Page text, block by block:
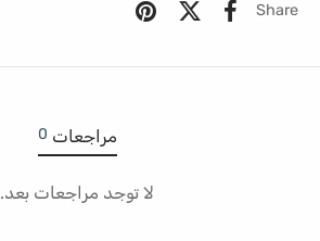
Share
مراجعات 0
لا توجد مراجعات بعد.